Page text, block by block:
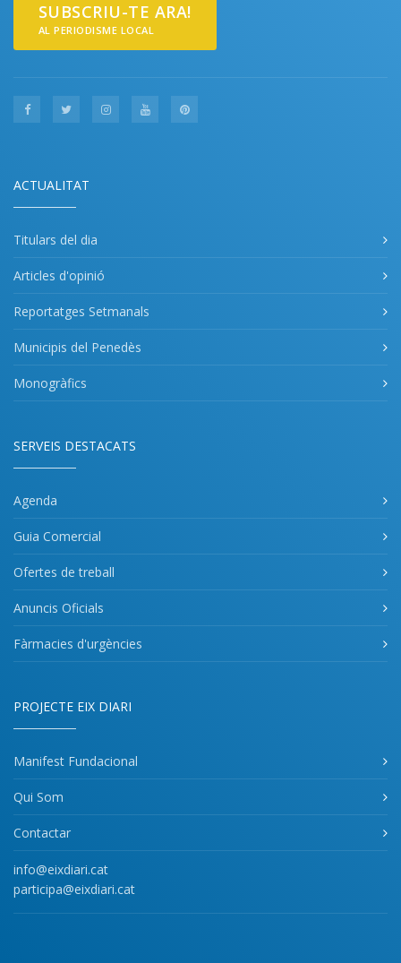
SUBSCRIU-TE ARA!
AL PERIODISME LOCAL
ACTUALITAT
Titulars del dia
Articles d'opinió
Reportatges Setmanals
Municipis del Penedès
Monogràfics
SERVEIS DESTACATS
Agenda
Guia Comercial
Ofertes de treball
Anuncis Oficials
Fàrmacies d'urgències
PROJECTE EIX DIARI
Manifest Fundacional
Qui Som
Contactar
info@eixdiari.cat
participa@eixdiari.cat